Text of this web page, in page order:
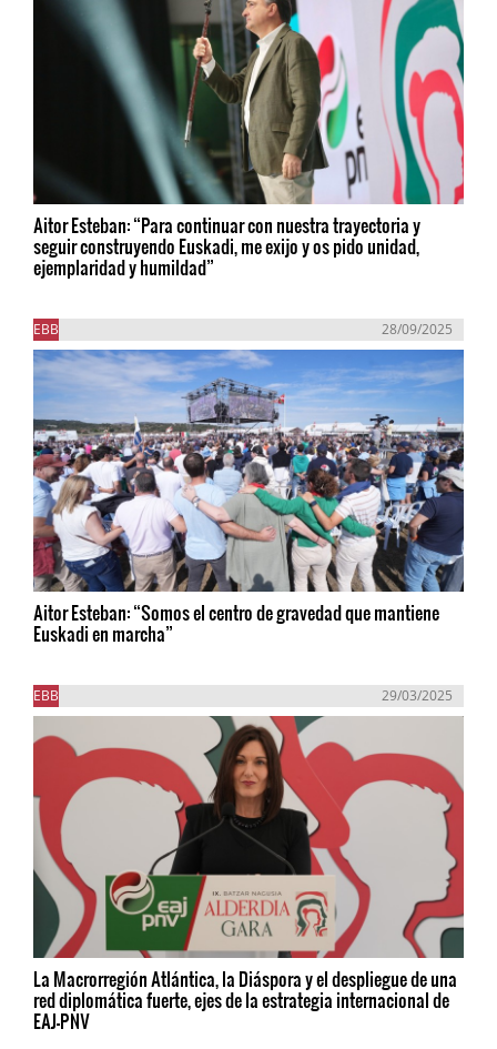
Aitor Esteban: “Para continuar con nuestra trayectoria y
seguir construyendo Euskadi, me exijo y os pido unidad,
ejemplaridad y humildad”
EBB 28/09/2025
Aitor Esteban: “Somos el centro de gravedad que mantiene
Euskadi en marcha”
EBB 29/03/2025
La Macrorregión Atlántica, la Diáspora y el despliegue de una
red diplomática fuerte, ejes de la estrategia internacional de
EAJ-PNV